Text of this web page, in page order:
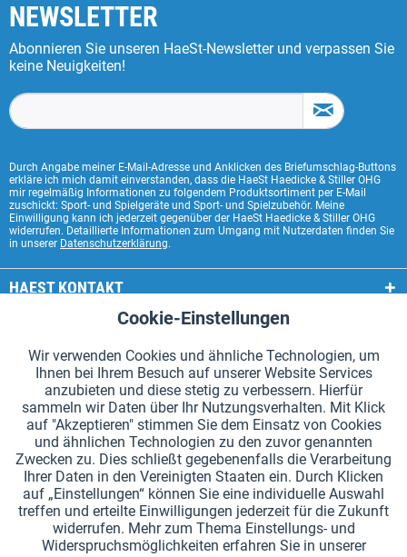
NEWSLETTER
Abonnieren Sie unseren HaeSt-Newsletter und verpassen Sie
keine Neuigkeiten!
Durch Angabe meiner E-Mail-Adresse und Anklicken des Briefumschlag-Buttons
erkläre ich mich damit einverstanden, dass die HaeSt Haedicke & Stiller OHG
mir regelmäßig Informationen zu folgendem Produktsortiment per E-Mail
zuschickt: Sport- und Spielgeräte und Sport- und Spielzubehör. Meine
Einwilligung kann ich jederzeit gegenüber der HaeSt Haedicke & Stiller OHG
widerrufen. Detaillierte Informationen zum Umgang mit Nutzerdaten finden Sie
in unserer Datenschutzerklärung.
HAEST KONTAKT
HAEST SHOP SERVICE
ALLGEMEINE INFORMATIONEN
ZAHLUNGSARTEN
*Alle Preise inkl. Mehrwertsteuer zzgl.Versandkosten.
Cookie-Einstellungen Kataloge anfordern
Lasergravuren auf Staffelstäben Newsletter Über uns
Hilfe und Support Kontakt Versand und Zahlung
Aktiv
Tracking Aktiv
Cookie-Einstellungen
Wir verwenden Cookies und ähnliche Technologien, um
Ihnen bei Ihrem Besuch auf unserer Website Services
anzubieten und diese stetig zu verbessern. Hierfür
sammeln wir Daten über Ihr Nutzungsverhalten. Mit Klick
auf "Akzeptieren" stimmen Sie dem Einsatz von Cookies
und ähnlichen Technologien zu den zuvor genannten
Zwecken zu. Dies schließt gegebenenfalls die Verarbeitung
Ihrer Daten in den Vereinigten Staaten ein. Durch Klicken
auf „Einstellungen“ können Sie eine individuelle Auswahl
treffen und erteilte Einwilligungen jederzeit für die Zukunft
widerrufen. Mehr zum Thema Einstellungs- und
Widerspruchsmöglichkeiten erfahren Sie in unserer